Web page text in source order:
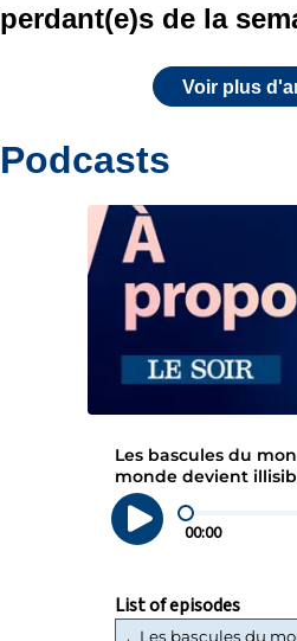
perdant(e)s de la
Voir plus
Podcasts